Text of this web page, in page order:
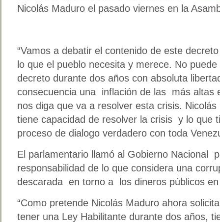
Nicolás Maduro el pasado viernes en la
“Vamos a debatir el contenido de este
lo que el pueblo necesita y merece. No
decreto durante dos años con absoluta
consecuencia una inflación de las más altas
nos diga que va a resolver esta crisis.
tiene capacidad de resolver la crisis y lo que
proceso de dialogo verdadero con toda
El parlamentario llamó al Gobierno Nacional
responsabilidad de lo que considera una
descarada en torno a los dineros públicos
“Como pretende Nicolás Maduro ahora
tener una Ley Habilitante durante dos años,